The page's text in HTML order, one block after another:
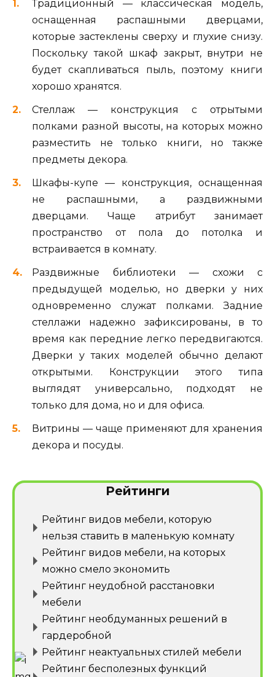
Традиционный — классическая модель,
оснащенная распашными дверцами,
которые застеклены сверху и глухие снизу.
Поскольку такой шкаф закрыт, внутри не
будет скапливаться пыль, поэтому книги
хорошо хранятся.
Стеллаж — конструкция с отрытыми
полками разной высоты, на которых можно
разместить не только книги, но также
предметы декора.
Шкафы-купе — конструкция, оснащенная
не распашными, а раздвижными
дверцами. Чаще атрибут занимает
пространство от пола до потолка и
встраивается в комнату.
Раздвижные библиотеки — схожи с
предыдущей моделью, но дверки у них
одновременно служат полками. Задние
стеллажи надежно зафиксированы, в то
время как передние легко передвигаются.
Дверки у таких моделей обычно делают
открытыми. Конструкции этого типа
выглядят универсально, подходят не
только для дома, но и для офиса.
Витрины — чаще применяют для хранения
декора и посуды.
Рейтинги
Рейтинг видов мебели, которую
нельзя ставить в маленькую комнату
Рейтинг видов мебели, на которых
можно смело экономить
Рейтинг неудобной расстановки
мебели
Рейтинг необдуманных решений в
гардеробной
Рейтинг неактуальных стилей мебели
Рейтинг бесполезных функций